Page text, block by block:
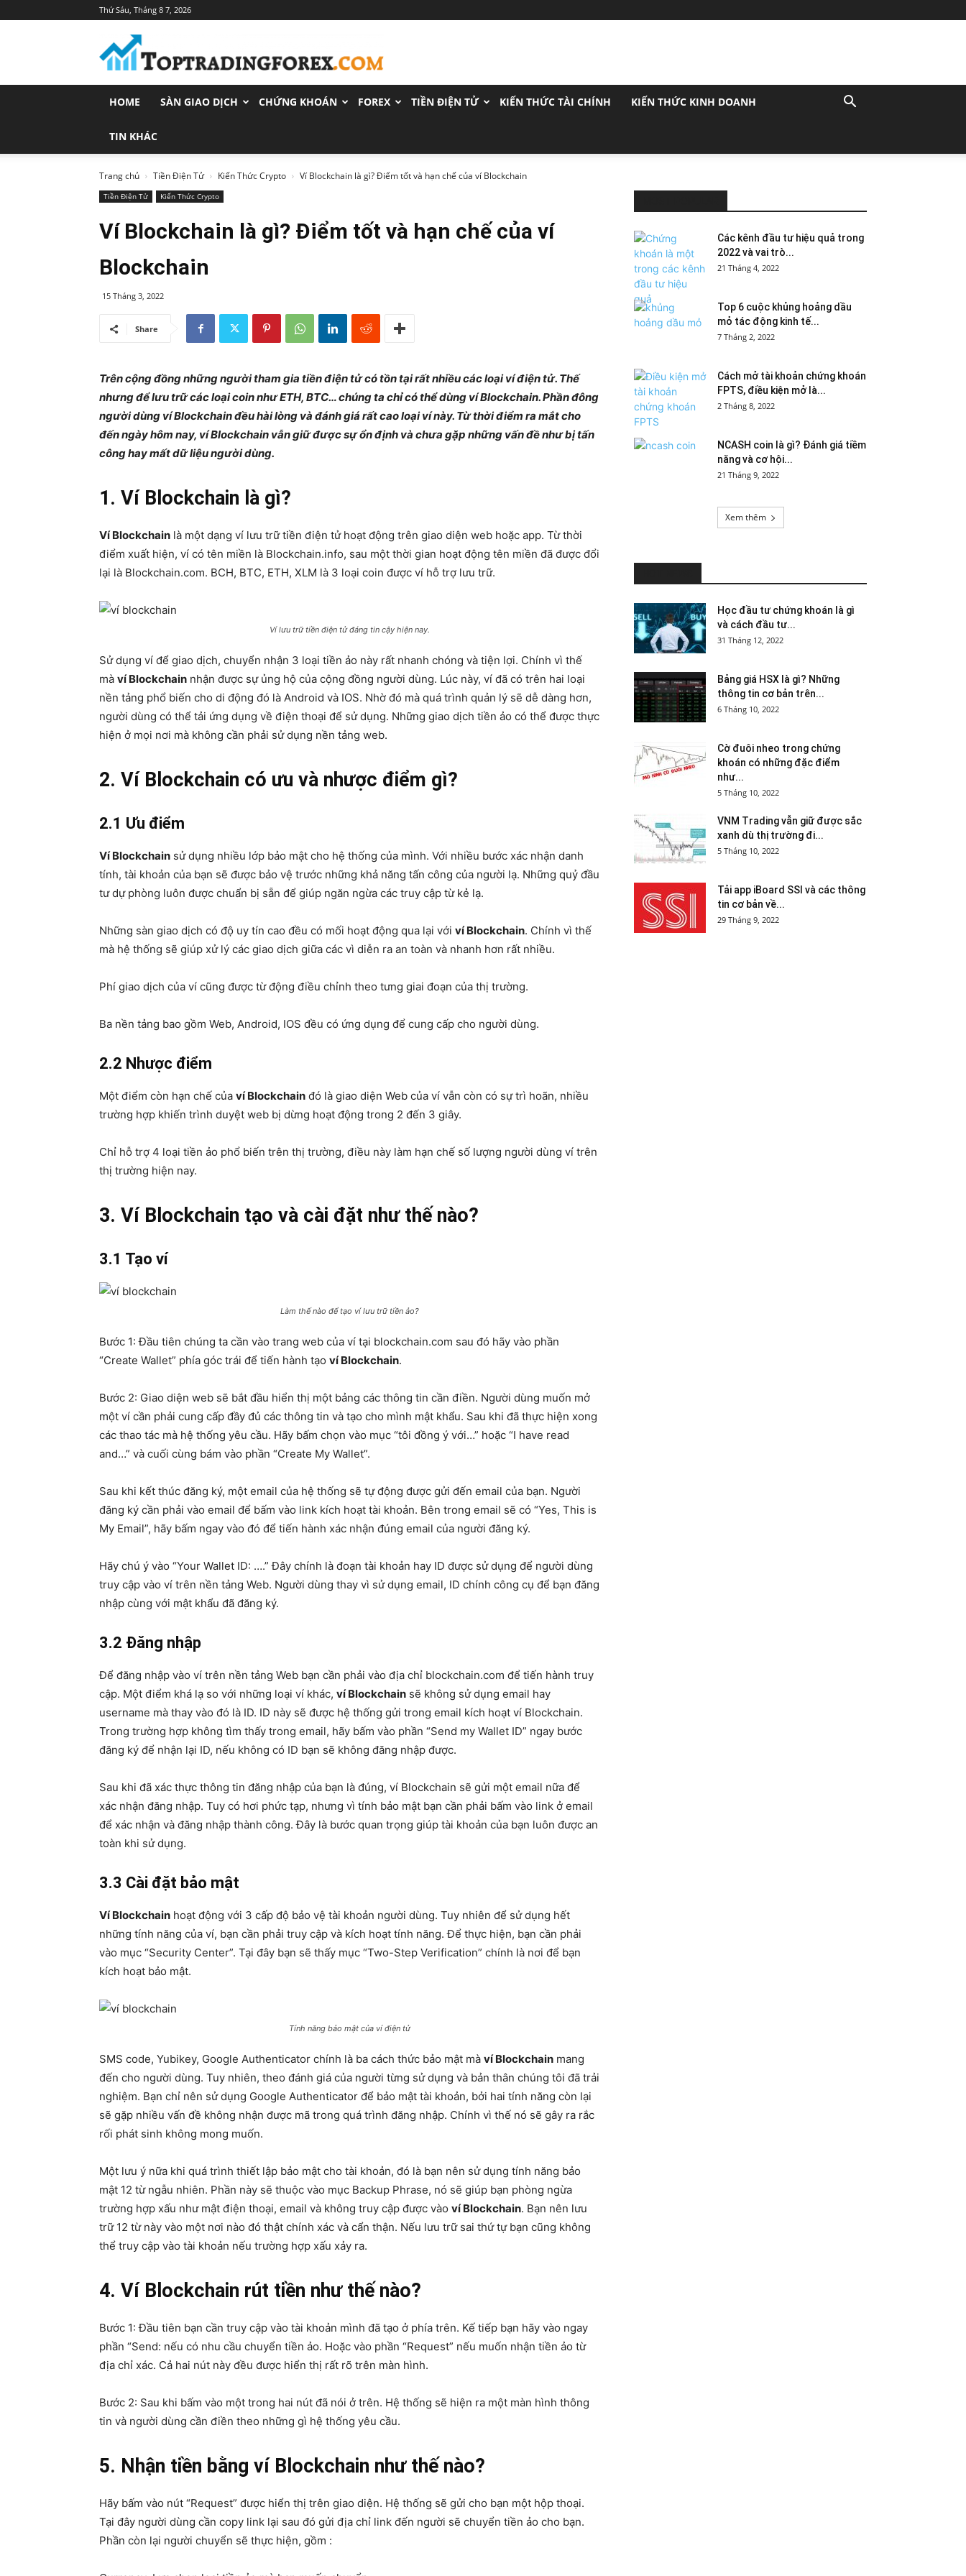
Thứ Sáu, Tháng 8 7, 2026
Trang
Tin
Tức
Đầu
HOME SÀN GIAO DỊCH CHỨNG KHOÁN FOREX TIỀN ĐIỆN TỬ KIẾN THỨC TÀI CHÍNH KIẾN THỨC KINH DOANH
TIN KHÁC
Trang chủ Tiền Điện Tử Kiến Thức Crypto Ví Blockchain là gì? Điểm tốt và hạn chế của ví Blockchain
Tiền Điện Tử Kiến Thức Crypto
Ví Blockchain là gì? Điểm tốt và hạn chế của ví
Blockchain
15 Tháng 3, 2022
Share
Trên cộng đồng những người tham gia tiền điện tử có tồn tại rất nhiều các loại ví điện tử. Thế
nhưng để lưu trữ các loại coin như ETH, BTC…chúng ta chỉ có thể dùng ví Blockchain. Phần đông
người dùng ví Blockchain đều hài lòng và đánh giá rất cao loại ví này. Từ thời điểm ra mắt cho
đến ngày hôm nay, ví Blockchain vẫn giữ được sự ổn định và chưa gặp những vấn đề như bị tấn
công hay mất dữ liệu người dùng.
1. Ví Blockchain là gì?
Ví Blockchain là một dạng ví lưu trữ tiền điện tử hoạt động trên giao diện web hoặc app. Từ thời
điểm xuất hiện, ví có tên miền là Blockchain.info, sau một thời gian hoạt động tên miền đã được đổi
lại là Blockchain.com. BCH, BTC, ETH, XLM là 3 loại coin được ví hỗ trợ lưu trữ.
Ví lưu trữ tiền điện tử đáng tin cậy hiện nay.
Sử dụng ví để giao dịch, chuyển nhận 3 loại tiền ảo này rất nhanh chóng và tiện lợi. Chính vì thế
mà ví Blockchain nhận được sự ủng hộ của cộng đồng người dùng. Lúc này, ví đã có trên hai loại
nền tảng phổ biến cho di động đó là Android và IOS. Nhờ đó mà quá trình quản lý sẽ dễ dàng hơn,
người dùng có thể tải ứng dụng về điện thoại để sử dụng. Những giao dịch tiền ảo có thể được thực
hiện ở mọi nơi mà không cần phải sử dụng nền tảng web.
2. Ví Blockchain có ưu và nhược điểm gì?
2.1 Ưu điểm
Ví Blockchain sử dụng nhiều lớp bảo mật cho hệ thống của mình. Với nhiều bước xác nhận danh
tính, tài khoản của bạn sẽ được bảo vệ trước những khả năng tấn công của người lạ. Những quỷ đầu
tư dự phòng luôn được chuẩn bị sẵn để giúp ngăn ngừa các truy cập từ kẻ lạ.
Những sàn giao dịch có độ uy tín cao đều có mối hoạt động qua lại với ví Blockchain. Chính vì thế
mà hệ thống sẽ giúp xử lý các giao dịch giữa các vì diễn ra an toàn và nhanh hơn rất nhiều.
Phí giao dịch của ví cũng được từ động điều chỉnh theo tưng giai đoạn của thị trường.
Ba nền tảng bao gồm Web, Android, IOS đều có ứng dụng để cung cấp cho người dùng.
2.2 Nhược điểm
Một điểm còn hạn chế của ví Blockchain đó là giao diện Web của ví vẫn còn có sự trì hoãn, nhiều
trường hợp khiến trình duyệt web bị dừng hoạt động trong 2 đến 3 giây.
Chỉ hỗ trợ 4 loại tiền ảo phổ biến trên thị trường, điều này làm hạn chế số lượng người dùng ví trên
thị trường hiện nay.
3. Ví Blockchain tạo và cài đặt như thế nào?
3.1 Tạo ví
Làm thế nào để tạo ví lưu trữ tiền ảo?
Bước 1: Đầu tiên chúng ta cần vào trang web của ví tại blockchain.com sau đó hãy vào phần
“Create Wallet” phía góc trái để tiến hành tạo ví Blockchain.
Bước 2: Giao diện web sẽ bắt đầu hiển thị một bảng các thông tin cần điền. Người dùng muốn mở
một ví cần phải cung cấp đầy đủ các thông tin và tạo cho mình mật khẩu. Sau khi đã thực hiện xong
các thao tác mà hệ thống yêu cầu. Hãy bấm chọn vào mục “tôi đồng ý với…” hoặc “I have read
and…” và cuối cùng bám vào phần “Create My Wallet”.
Sau khi kết thúc đăng ký, một email của hệ thống sẽ tự động được gửi đến email của bạn. Người
đăng ký cần phải vào email để bấm vào link kích hoạt tài khoản. Bên trong email sẽ có “Yes, This is
My Email”, hãy bấm ngay vào đó để tiến hành xác nhận đúng email của người đăng ký.
Hãy chú ý vào “Your Wallet ID: ….” Đây chính là đoạn tài khoản hay ID được sử dụng để người dùng
truy cập vào ví trên nền tảng Web. Người dùng thay vì sử dụng email, ID chính công cụ để bạn đăng
nhập cùng với mật khẩu đã đăng ký.
3.2 Đăng nhập
Để đăng nhập vào ví trên nền tảng Web bạn cần phải vào địa chỉ blockchain.com để tiến hành truy
cập. Một điểm khá lạ so với những loại ví khác, ví Blockchain sẽ không sử dụng email hay
username mà thay vào đó là ID. ID này sẽ được hệ thống gửi trong email kích hoạt ví Blockchain.
Trong trường hợp không tìm thấy trong email, hãy bấm vào phần “Send my Wallet ID” ngay bước
đăng ký để nhận lại ID, nếu không có ID bạn sẽ không đăng nhập được.
Sau khi đã xác thực thông tin đăng nhập của bạn là đúng, ví Blockchain sẽ gửi một email nữa để
xác nhận đăng nhập. Tuy có hơi phức tạp, nhưng vì tính bảo mật bạn cần phải bấm vào link ở email
để xác nhận và đăng nhập thành công. Đây là bước quan trọng giúp tài khoản của bạn luôn được an
toàn khi sử dụng.
3.3 Cài đặt bảo mật
Ví Blockchain hoạt động với 3 cấp độ bảo vệ tài khoản người dùng. Tuy nhiên để sử dụng hết
những tính năng của ví, bạn cần phải truy cập và kích hoạt tính năng. Để thực hiện, bạn cần phải
vào mục “Security Center”. Tại đây bạn sẽ thấy mục “Two-Step Verification” chính là nơi để bạn
kích hoạt bảo mật.
Tính năng bảo mật của ví điện tử
SMS code, Yubikey, Google Authenticator chính là ba cách thức bảo mật mà ví Blockchain mang
đến cho người dùng. Tuy nhiên, theo đánh giá của người từng sử dụng và bản thân chúng tôi đã trải
nghiệm. Bạn chỉ nên sử dụng Google Authenticator để bảo mật tài khoản, bởi hai tính năng còn lại
sẽ gặp nhiều vấn đề không nhận được mã trong quá trình đăng nhập. Chính vì thế nó sẽ gây ra rắc
rối phát sinh không mong muốn.
Một lưu ý nữa khi quá trình thiết lập bảo mật cho tài khoản, đó là bạn nên sử dụng tính năng bảo
mật 12 từ ngẫu nhiên. Phần này sẽ thuộc vào mục Backup Phrase, nó sẽ giúp bạn phòng ngừa
trường hợp xấu như mật điện thoại, email và không truy cập được vào ví Blockchain. Bạn nên lưu
trữ 12 từ này vào một nơi nào đó thật chính xác và cẩn thận. Nếu lưu trữ sai thứ tự bạn cũng không
thể truy cập vào tài khoản nếu trường hợp xấu xảy ra.
4. Ví Blockchain rút tiền như thế nào?
Bước 1: Đầu tiên bạn cần truy cập vào tài khoản mình đã tạo ở phía trên. Kế tiếp bạn hãy vào ngay
phần “Send: nếu có nhu cầu chuyển tiền ảo. Hoặc vào phần “Request” nếu muốn nhận tiền ảo từ
địa chỉ xác. Cả hai nút này đều được hiển thị rất rõ trên màn hình.
Bước 2: Sau khi bấm vào một trong hai nút đã nói ở trên. Hệ thống sẽ hiện ra một màn hình thông
tin và người dùng cần điền theo những gì hệ thống yêu cầu.
5. Nhận tiền bằng ví Blockchain như thế nào?
Hãy bấm vào nút “Request” được hiển thị trên giao diện. Hệ thống sẽ gửi cho bạn một hộp thoại.
Tại đây người dùng cần copy link lại sau đó gửi địa chỉ link đến người sẽ chuyển tiền ảo cho bạn.
Phần còn lại người chuyển sẽ thực hiện, gồm :
Các kênh đầu tư hiệu quả trong
2022 và vai trò...
21 Tháng 4, 2022
Top 6 cuộc khủng hoảng dầu
mỏ tác động kinh tế...
7 Tháng 2, 2022
Cách mở tài khoản chứng khoán
FPTS, điều kiện mở là...
2 Tháng 8, 2022
NCASH coin là gì? Đánh giá tiềm
năng và cơ hội...
21 Tháng 9, 2022
Xem thêm
Học đầu tư chứng khoán là gì
và cách đầu tư...
31 Tháng 12, 2022
Bảng giá HSX là gì? Những
thông tin cơ bản trên...
6 Tháng 10, 2022
Cờ đuôi nheo trong chứng
khoán có những đặc điểm
như...
5 Tháng 10, 2022
VNM Trading vẫn giữ được sắc
xanh dù thị trường đi...
5 Tháng 10, 2022
Tải app iBoard SSI và các thông
tin cơ bản về...
29 Tháng 9, 2022